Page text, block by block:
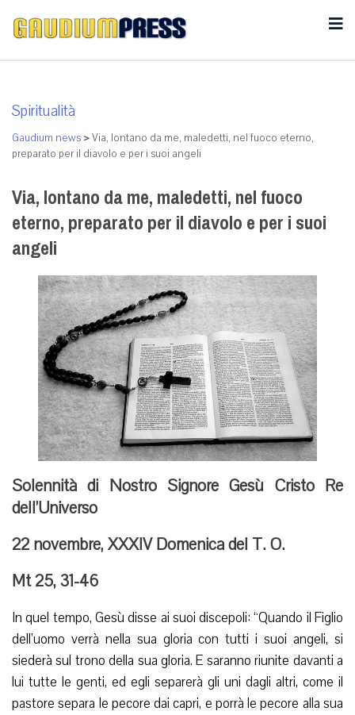
Spiritualità
Gaudium news >Via, lontano da me, maledetti, nel fuoco eterno,
preparato per il diavolo e per i suoi angeli
Via, lontano da me, maledetti, nel fuoco
eterno, preparato per il diavolo e per i suoi
angeli
Solennità di Nostro Signore Gesù Cristo Re
dell’Universo
22 novembre, XXXIV Domenica del T. O.
Mt 25, 31-46
In quel tempo, Gesù disse ai suoi discepoli: “Quando il Figlio
dell’uomo verrà nella sua gloria con tutti i suoi angeli, si
siederà sul trono della sua gloria. E saranno riunite davanti a
lui tutte le genti, ed egli separerà gli uni dagli altri, come il
pastore separa le pecore dai capri, e porrà le pecore alla sua